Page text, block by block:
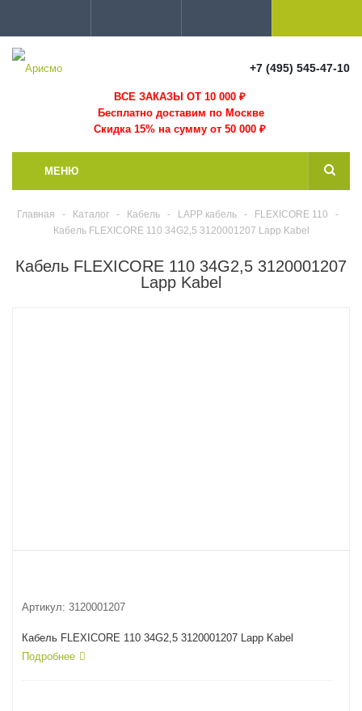
+7 (495) 545-47-10
ВСЕ ЗАКАЗЫ ОТ 10 000₽
Бесплатно доставим по Москве
Скидка 15% на сумму от 50 000 ₽
МЕНЮ
Главная - Каталог - Кабель - LAPP кабель - FLEXICORE 110
-
Кабель FLEXICORE 110 34G2,5 3120001207 Lapp Kabel
Кабель FLEXICORE 110 34G2,5 3120001207
Lapp Kabel
Артикул: 3120001207
Кабель FLEXICORE 110 34G2,5 3120001207 Lapp Kabel
Подробнее